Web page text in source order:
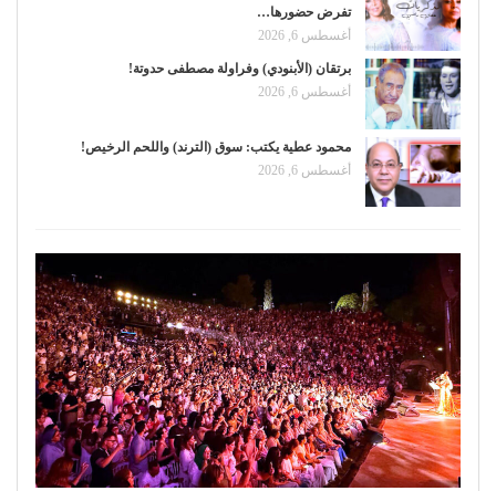
تفرض حضورها…
أغسطس 6, 2026
برتقان (الأبنودي) وفراولة مصطفى حدوتة!
أغسطس 6, 2026
محمود عطية يكتب: سوق (الترند) واللحم الرخيص!
أغسطس 6, 2026